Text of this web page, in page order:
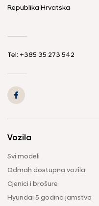
Republika Hrvatska
Tel: +385 35 273 542
Vozila
Svi modeli
Odmah dostupna vozila
Cjenici i brošure
Hyundai 5 godina jamstva